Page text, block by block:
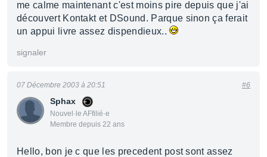
me calme maintenant c'est moins pire depuis que j'ai
découvert Kontakt et DSound. Parque sinon ça ferait
un appui livre assez dispendieux..
signaler
Sphax
Nouvel·le AFfilié·e
Membre depuis 22 ans
07 Décembre 2003 à 20:51 #6
Hello, bon je c que les precedent post sont assez